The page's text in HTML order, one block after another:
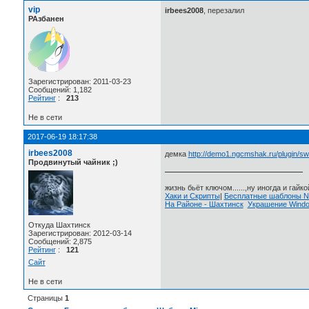
vip
РАзбанен
Зарегистрирован: 2011-03-23
Сообщений: 1,182
Рейтинг: 213
irbees2008, перезалил
Не в сети
2017-06-19 18:17:38
irbees2008
Продвинутый чайник ;)
Откуда Шахтинск
Зарегистрирован: 2012-03-14
Сообщений: 2,875
Рейтинг: 121
Сайт
демка http://demo1.ngcmshak.ru/plugin/
жизнь бьёт ключом......,ну иногда и
Хаки и Скрипты|
Бесплатные шаблоны
На Районе - Шахтинск Украшение
Не в сети
Страницы 1